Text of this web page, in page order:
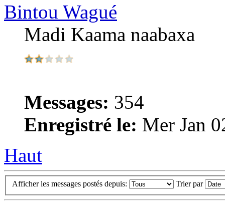
Bintou Wagué
Madi Kaama naabaxa
Messages: 354
Enregistré le: Mer Jan
Haut
Afficher les messages postés depuis: Trier par